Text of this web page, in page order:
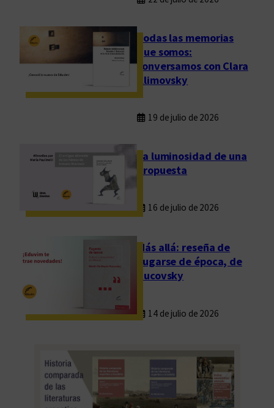
Todas las memorias
que somos:
conversamos con Clara
Klimovsky
19 de julio de 2026
La luminosidad de una
propuesta
16 de julio de 2026
Más allá: reseña de
Fugarse de época, de
Rucovsky
14 de julio de 2026